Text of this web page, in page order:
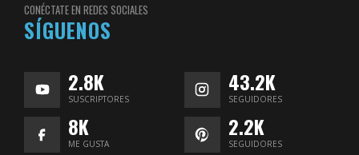
CONÉCTATE EN REDES SOCIALES
SÍGUENOS
2.8K
SUSCRIPTORES
43.2K
SEGUIDORES
8K
ME GUSTA
2.2K
SEGUIDORES